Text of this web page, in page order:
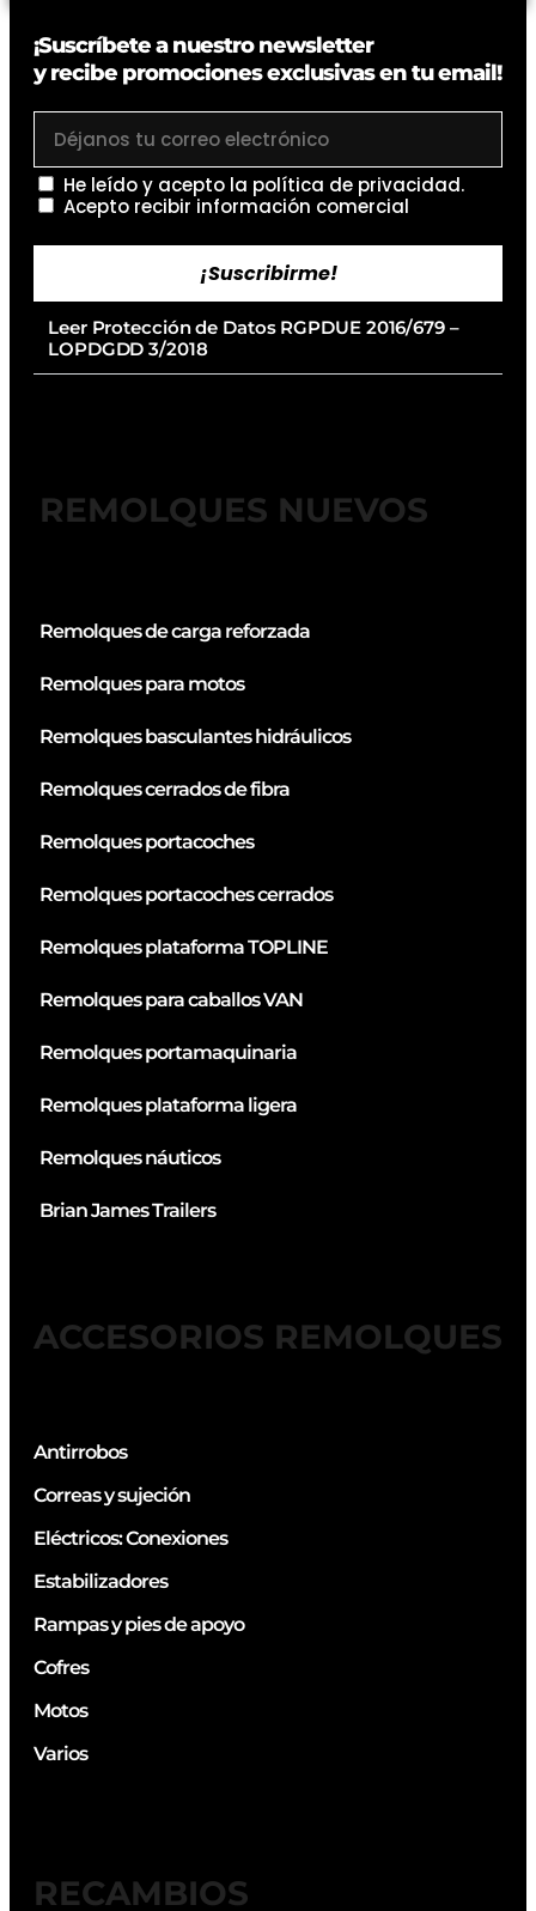
¡Suscríbete a nuestro newsletter
y recibe promociones exclusivas en tu email!
He leído y acepto la política de privacidad.
Acepto recibir información comercial
¡Suscribirme!
Leer Protección de Datos RGPDUE 2016/679 –
LOPDGDD 3/2018
REMOLQUES NUEVOS
Remolques de carga reforzada
Remolques para motos
Remolques basculantes hidráulicos
Remolques cerrados de fibra
Remolques portacoches
Remolques portacoches cerrados
Remolques plataforma TOPLINE
Remolques para caballos VAN
Remolques portamaquinaria
Remolques plataforma ligera
Remolques náuticos
Brian James Trailers
ACCESORIOS REMOLQUES
Antirrobos
Correas y sujeción
Eléctricos: Conexiones
Estabilizadores
Rampas y pies de apoyo
Cofres
Motos
Varios
RECAMBIOS